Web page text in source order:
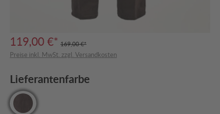
119,00 €* 169,00 €*
Preise inkl. MwSt. zzgl. Versandkosten
Lieferantenfarbe